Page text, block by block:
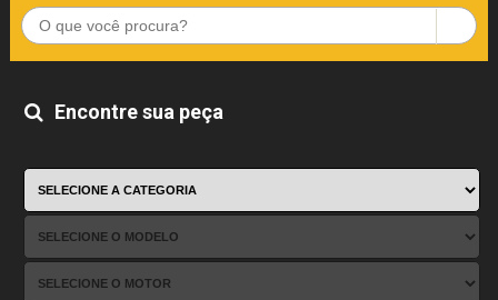
Encontre sua peça